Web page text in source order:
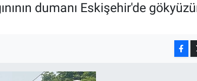
dumanı Eskişehir'de